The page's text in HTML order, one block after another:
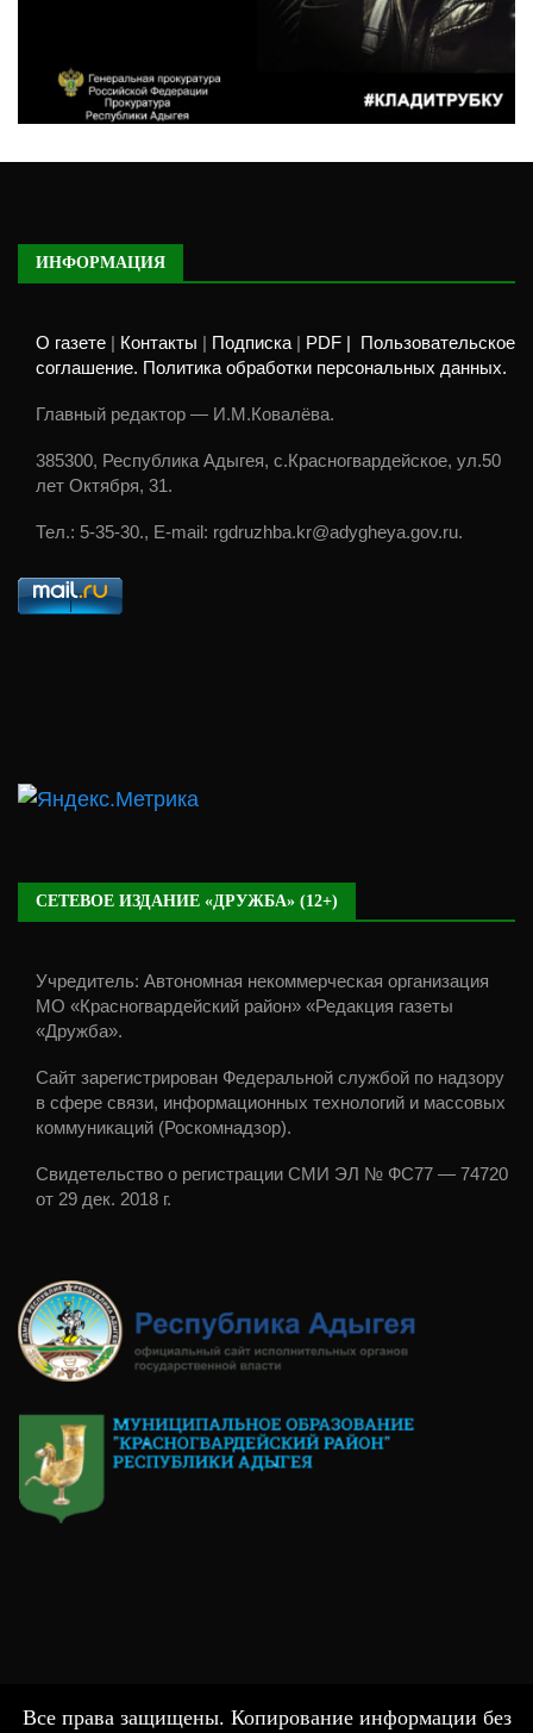
ИНФОРМАЦИЯ
О газете Контакты Подписка PDF |
Пользовательское
соглашение. Политика обработки персональных данных.
Главный редактор — И.М.Ковалёва.
385300, Республика Адыгея, с.Красногвардейское, ул.50
лет Октября, 31.
Тел.: 5-35-30., E-mail: rgdruzhba.kr@adygheya.gov.ru.
СЕТЕВОЕ ИЗДАНИЕ «ДРУЖБА» (12+)
Учредитель: Автономная некоммерческая организация
МО «Красногвардейский район» «Редакция газеты
«Дружба».
Сайт зарегистрирован Федеральной службой по надзору
в сфере связи, информационных технологий и массовых
коммуникаций (Роскомнадзор).
Свидетельство о регистрации СМИ ЭЛ № ФС77 — 74720
от 29 дек. 2018 г.
Все права защищены. Копирование информации без